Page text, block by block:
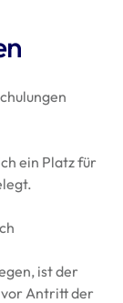
ein Platz für
ist der
Antritt der